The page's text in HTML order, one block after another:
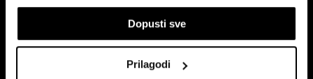
koji mogu biti precizni do radijusa od nekoliko metara
Prepoznati vaš uređaj tako što ćemo aktivno
skenirati njegove određene karakteristike ("uzimanje
Dopusti sve
Prilagodi
Tehnologija